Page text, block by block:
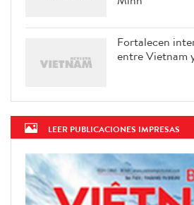
Fortalecen
entre Vietnam
LEER PUBLICACIONES IMPRESAS